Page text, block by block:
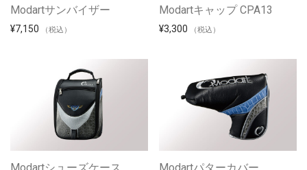
Modartサンバイザー
¥7,150 （税込）
Modartキャップ CPA13
¥3,300 （税込）